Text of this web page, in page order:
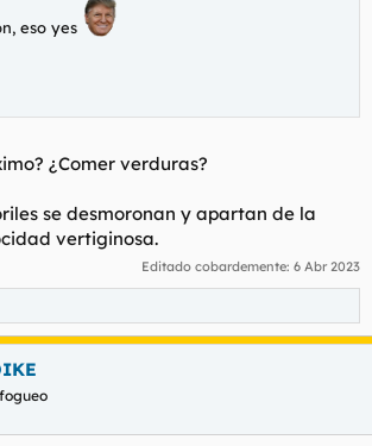
eso yes
¿Comer verduras?
se desmoronan y apartan de la
vertiginosa.
Editado cobardemente: 6 Abr 2023